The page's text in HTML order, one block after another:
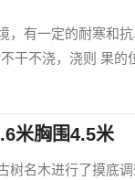
，有一定的耐寒和
干不浇，浇则 果
米胸围4.5米
树名木进行了摸底